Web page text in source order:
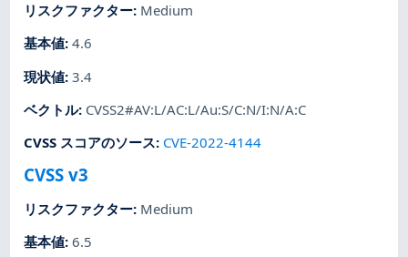
リスクファクター: Medium
基本値:4.6
現状値:3.4
ベクトル: CVSS2#AV:L/AC:L/Au:S/C:N/I:N/A:C
CVSS スコアのソース: CVE-2022-4144
CVSS v3
リスクファクター: Medium
基本値:6.5